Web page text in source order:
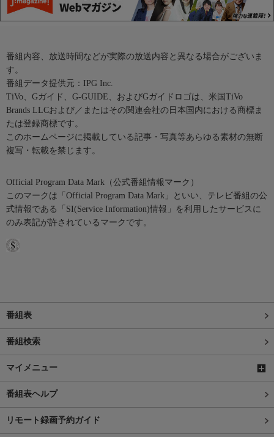
番組内容、放送時間などが実際の放送内容と異なる場合がございま
す。
番組データ提供元：IPG Inc.
TiVo、Gガイド、G-GUIDE、およびGガイドロゴは、米国TiVo
Brands LLCおよび／またはその関連会社の日本国内における商標ま
たは登録商標です。
このホームページに掲載している記事・写真等あらゆる素材の無断
複写・転載を禁じます。
Official Program Data Mark（公式番組情報マーク）
このマークは「Official Program Data Mark」といい、テレビ番組の公
式情報である「SI(Service Information)情報」を利用したサービスに
のみ表記が許されているマークです。
番組表
番組検索
マイメニュー
番組表ヘルプ
リモート録画予約ガイド